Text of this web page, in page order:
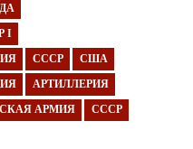
I
СССР США
АРТИЛЛЕРИЯ
АРМИЯ СССР